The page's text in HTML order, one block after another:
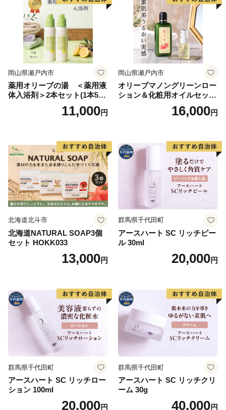
岡山県瀬戸内市
薬用オリーブの湯 ＜薬用液
体入浴剤＞2本セット(1本500
11,000円
岡山県瀬戸内市
オリーブマノングリーンロー
ション＆化粧用オイルセット
美容グッズ スキンケア 化粧
16,000円
北海道北斗市
北海道NATURAL SOAP3個
セット HOKK033
13,000円
群馬県千代田町
アースハート SC リッチピー
ル 30ml
20,000円
群馬県千代田町
アースハート SC リッチロー
ション 100ml
20,000円
群馬県千代田町
アースハート SC リッチクリ
ーム 30g
40,000円